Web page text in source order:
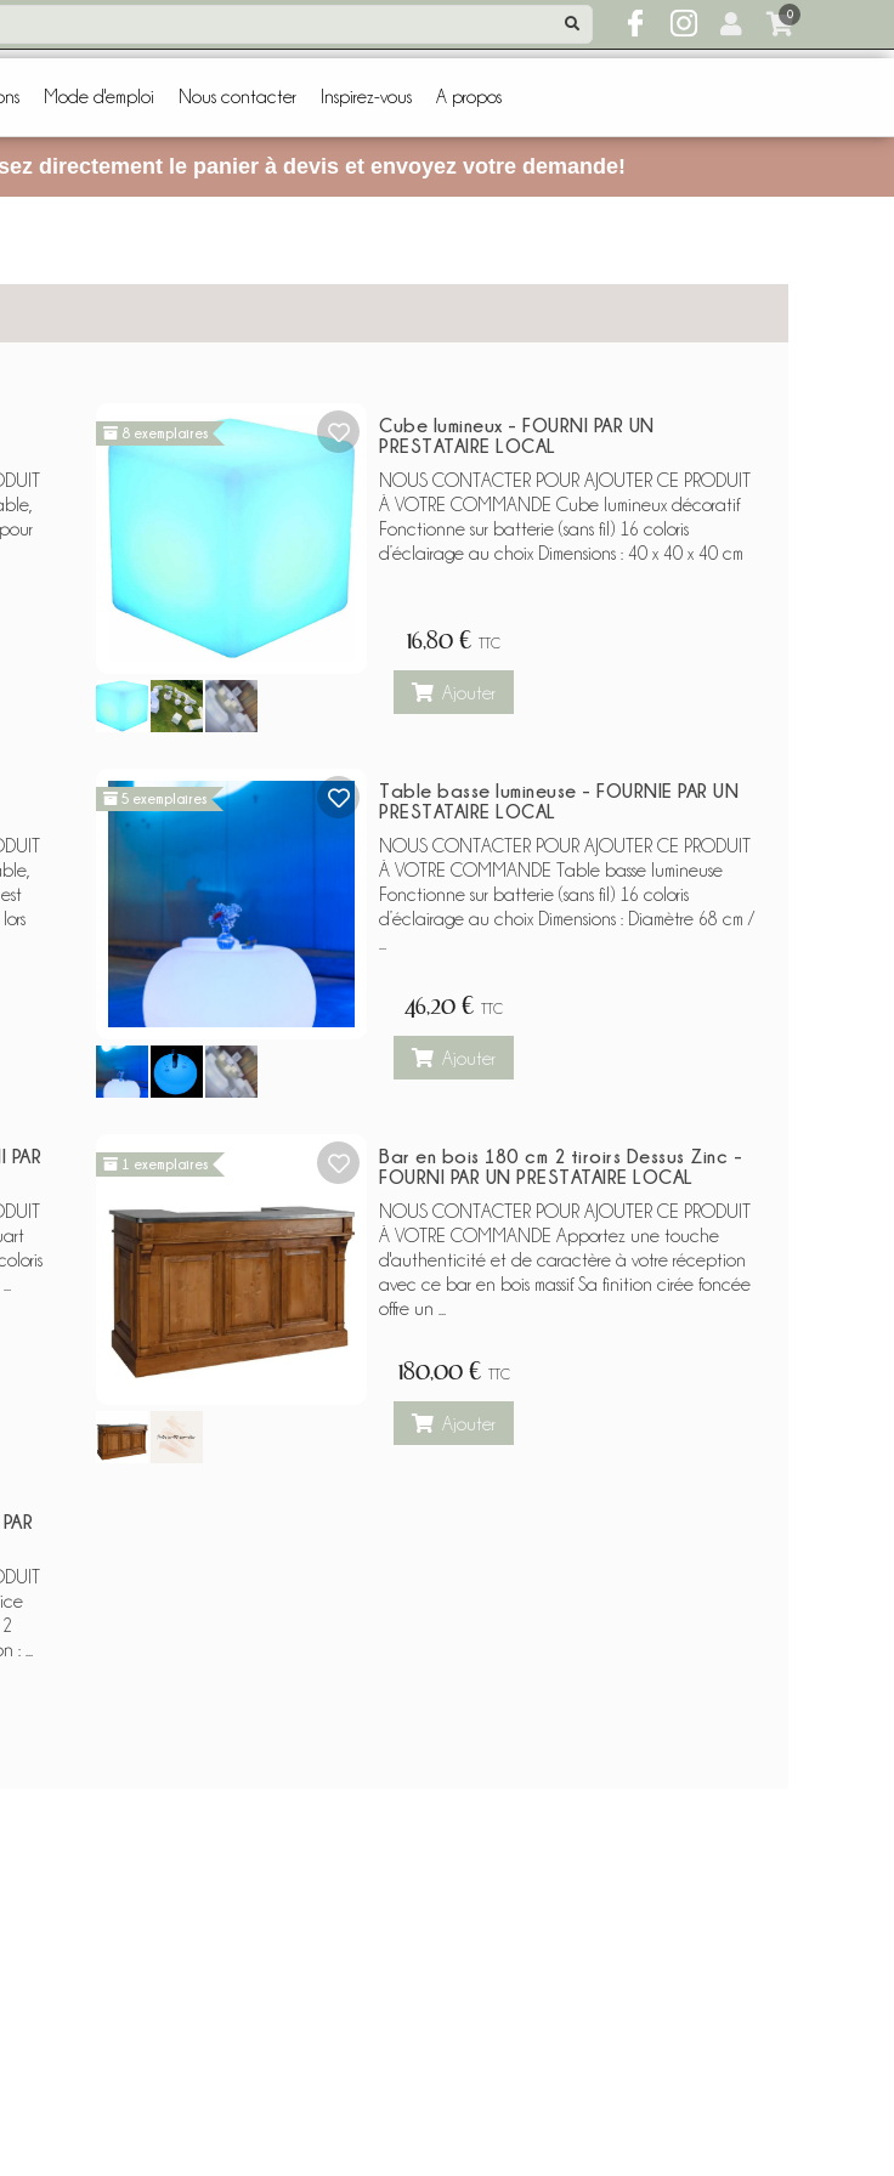
0
Mode d'emploi Nous contacter Inspirez-vous A propos
directement le panier à devis et envoyez votre demande!
8 exemplaires
Cube lumineux - FOURNI PAR UN
PRESTATAIRE LOCAL
NOUS CONTACTER POUR AJOUTER CE PRODUIT
À VOTRE COMMANDE Cube lumineux décoratif
Fonctionne sur batterie (sans fil) 16 coloris
d’éclairage au choix Dimensions : 40 x 40 x 40 cm
16,80 € TTC
Ajouter
5 exemplaires
Table basse lumineuse - FOURNIE PAR UN
PRESTATAIRE LOCAL
NOUS CONTACTER POUR AJOUTER CE PRODUIT
À VOTRE COMMANDE Table basse lumineuse
Fonctionne sur batterie (sans fil) 16 coloris
d’éclairage au choix Dimensions : Diamètre 68 cm /
46,20 € TTC
Ajouter
1 exemplaires
Bar en bois 180 cm 2 tiroirs Dessus Zinc -
FOURNI PAR UN PRESTATAIRE LOCAL
NOUS CONTACTER POUR AJOUTER CE PRODUIT
À VOTRE COMMANDE Apportez une touche
d'authenticité et de caractère à votre réception
avec ce bar en bois massif. Sa finition cirée foncée
offre un ...
180,00 € TTC
Ajouter
...